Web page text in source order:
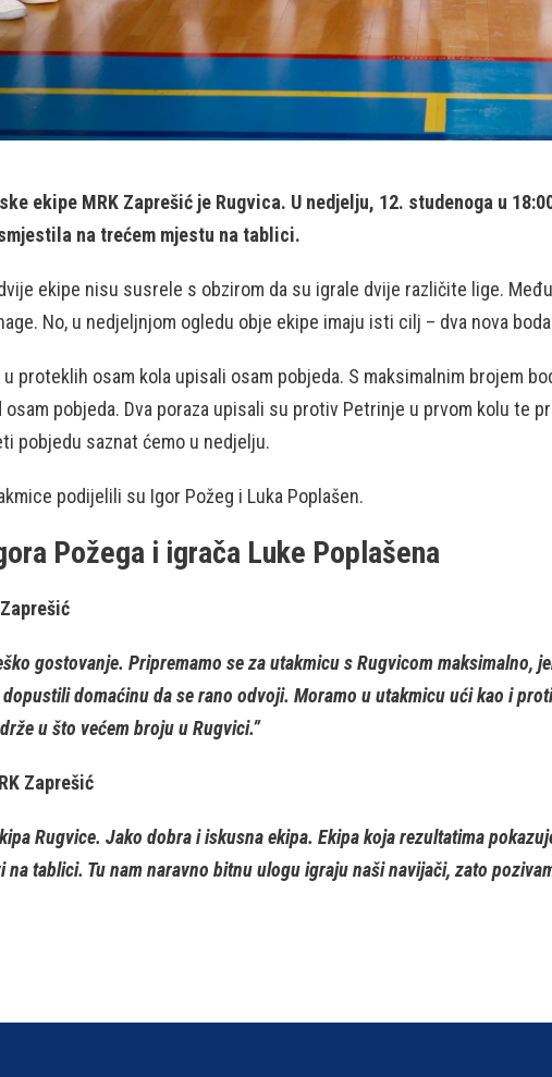
ekipe MRK Zaprešić je Rugvica. U nedjelju, 12. studenoga u
na trećem mjestu na tablici.
ekipe nisu susrele s obzirom da su igrale dvije različite lige.
No, u nedjeljnjom ogledu obje ekipe imaju isti cilj – dva nova
u proteklih osam kola upisali osam pobjeda. S maksimalnim brojem
osam pobjeda. Dva poraza upisali su protiv Petrinje u prvom kolu
pobjedu saznat ćemo u nedjelju.
podijelili su Igor Požeg i Luka Poplašen.
Požega i igrača Luke Poplašena
gostovanje. Pripremamo se za utakmicu s Rugvicom
domaćinu da se rano odvoji. Moramo u utakmicu ući kao i
u što većem broju u Rugvici.”
Zaprešić
Rugvice. Jako dobra i iskusna ekipa. Ekipa koja rezultatima
na tablici. Tu nam naravno bitnu ulogu igraju naši navijači, zato